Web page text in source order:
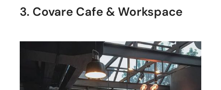
3. Covare Cafe & Workspace